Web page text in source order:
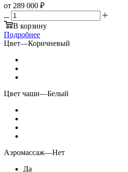
от 289 000 ₽
В корзину
Подробнее
Цвет—Коричневый
Цвет чаши—Белый
Аэромассаж—Нет
Да